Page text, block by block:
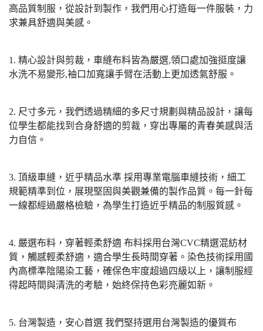
高品質制服，從設計到製作，我們用心打造每一件服裝，力
求兼具舒適與美感。
1. 精心設計與剪裁，車縫布料皆為嚴選,領口處加強挺度讓
水洗不易變形,袖口加寬讓手臂在活動上更加透氣舒服。
2. 尺寸多元，我們透過精細的多尺寸規劃與精品設計，讓每
位學生都能找到合身舒適的剪裁，穿出專屬的青春美感與活
力自信。
3. 頂級車縫，近乎精品水準 採用專業電腦車縫技術，細工
規範精準到位，展現堅固與美觀兼備的製作品質。每一針每
一線都經過嚴格檢驗，為學生打造近乎精品的制服質感。
4. 嚴選布料，穿著輕柔舒適 布料採用台灣CVC精選混紡材
質，觸感輕柔舒適，適合學生長時間穿著。染色技術採用國
內高標準陰陽染工藝，確保色牢度超過四級以上，讓制服經
得起時間與清洗的考驗，始終保持色彩亮麗如新。
5. 台灣製造，安心首選 我們堅持選用台灣製造的優質布